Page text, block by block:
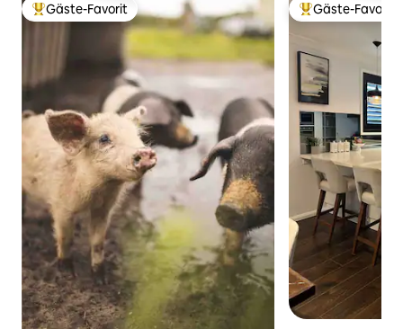
Beliebter Gäste-Favorit.
Gäste-Favorit Beliebter Gäste-
Gäste-Favorit